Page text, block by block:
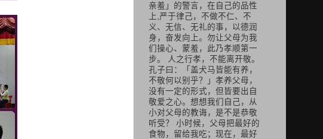
亲羞」的警言，在自己的品性
上,严于律己，不做不仁、不
义、无信、无礼的事，以德润
身，奋发向上。勿让父母为我
们操心、蒙羞，此乃孝顺第一
步。 人之行孝，不能离开敬。
孔子曰：「盖犬马皆能有养，
不敬何以别乎？」孝养父母，
没有一定的形式，但皆要出自
敬爱之心。想想我们自己，从
小对父母的教诲，是不是恭敬
听受？ 小时候，父母把最好的
食物，留给我吃；现在，最好